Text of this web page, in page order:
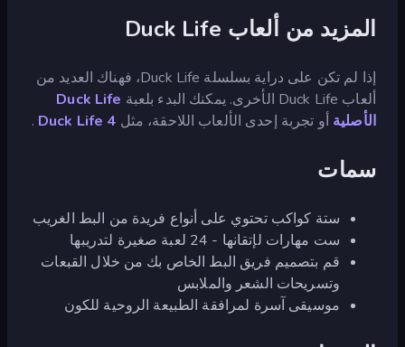
المزيد من ألعاب Duck Life
إذا لم تكن على دراية بسلسلة Duck Life، فهناك العديد من
ألعاب Duck Life الأخرى. يمكنك البدء بلعبة
Duck Life
الأصلية أو تجربة إحدى الألعاب اللاحقة، مثل Duck Life 4
.
سمات
ستة كواكب تحتوي على أنواع فريدة من البط الغريب
ست مهارات لإتقانها - 24 لعبة صغيرة لتدريبها
قم بتصميم فريق البط الخاص بك من خلال القبعات
وتسريحات الشعر والملابس
موسيقى آسرة لمرافقة الطبيعة الروحية للكون